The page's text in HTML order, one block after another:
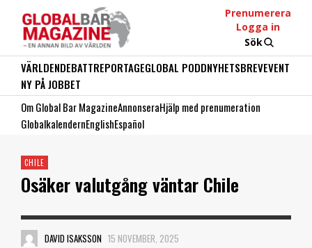
Prenumerera
Logga in
Sök
VÄRLDENDEBATTREPORTAGEGLOBAL PODDNYHETSBREVEVENT
NY PÅ JOBBET
Om Global Bar MagazineAnnonseraHjälp med prenumeration
GlobalkalendernEnglishEspañol
CHILE
Osäker valutgång väntar Chile
DAVID ISAKSSON 15 NOVEMBER, 2025